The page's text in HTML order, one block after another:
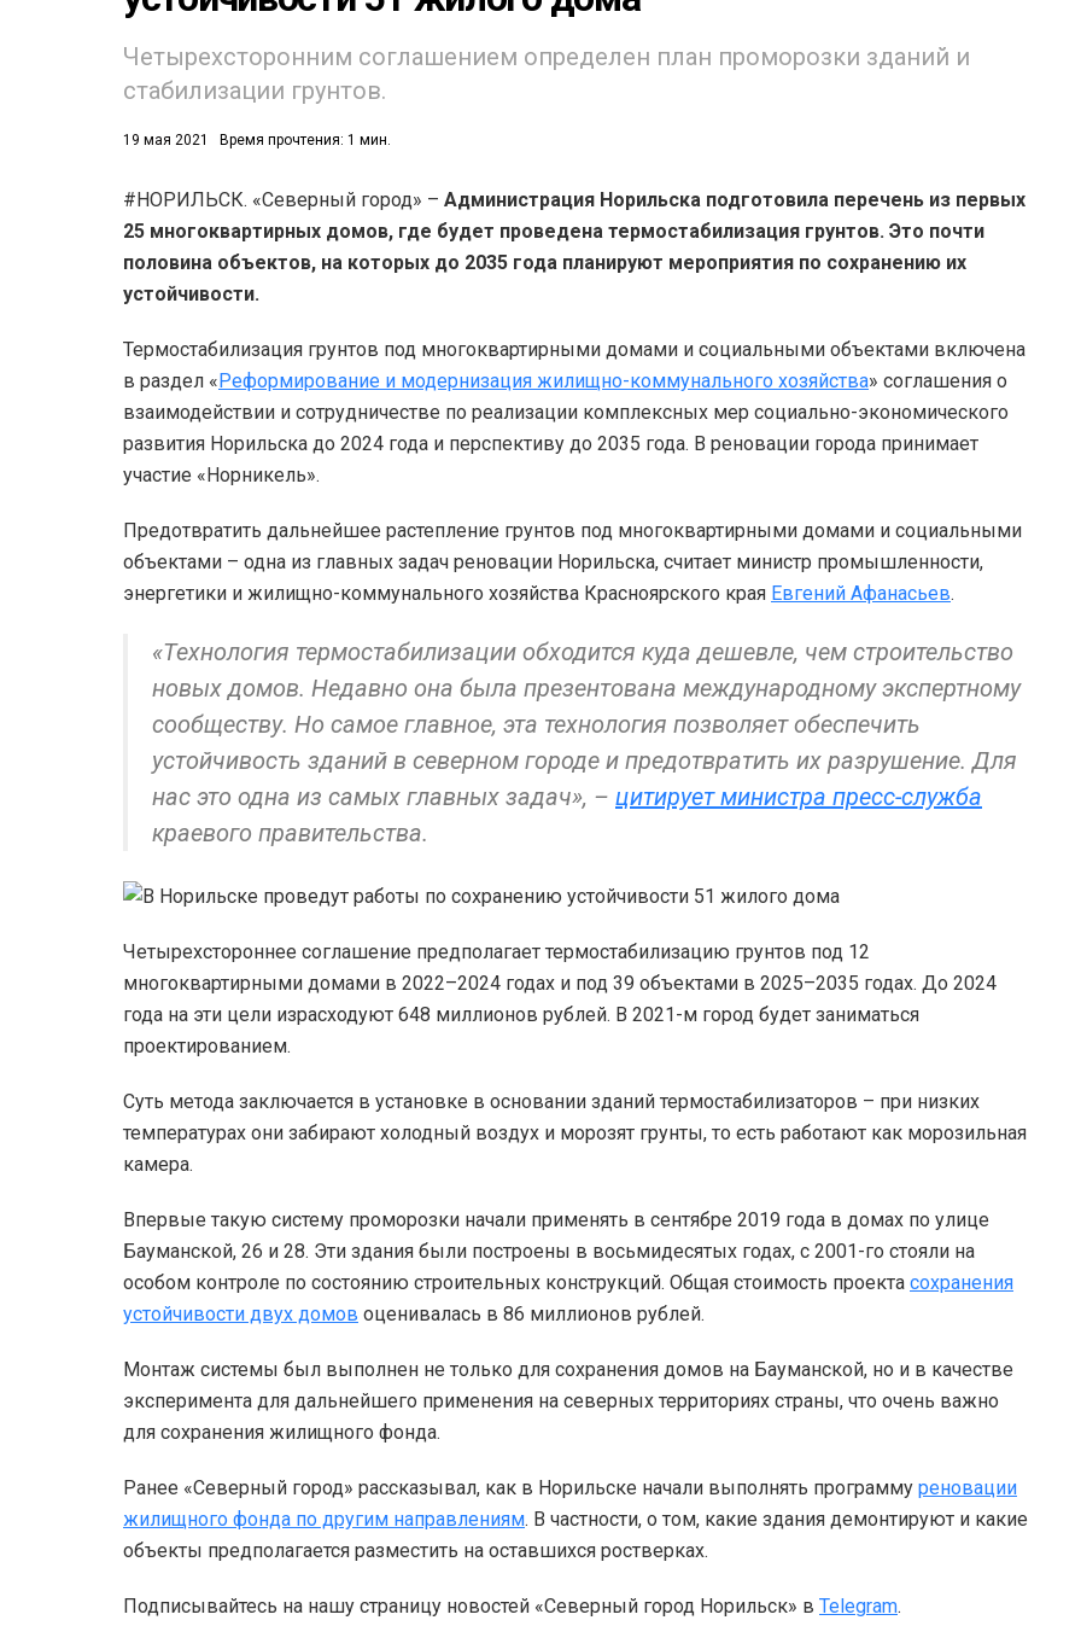
Четырехсторонним соглашением определен план проморозки зданий и
стабилизации грунтов.
19 мая 2021 Время прочтения: 1 мин.
#НОРИЛЬСК. «Северный город» – Администрация Норильска подготовила перечень из первых
25 многоквартирных домов, где будет проведена термостабилизация грунтов. Это почти
половина объектов, на которых до 2035 года планируют мероприятия по сохранению их
устойчивости.
Термостабилизация грунтов под многоквартирными домами и социальными объектами включена
в раздел «Реформирование и модернизация жилищно-коммунального хозяйства» соглашения о
взаимодействии и сотрудничестве по реализации комплексных мер социально-экономического
развития Норильска до 2024 года и перспективу до 2035 года. В реновации города принимает
участие «Норникель».
Предотвратить дальнейшее растепление грунтов под многоквартирными домами и социальными
объектами – одна из главных задач реновации Норильска, считает министр промышленности,
энергетики и жилищно-коммунального хозяйства Красноярского края Евгений Афанасьев.
«Технология термостабилизации обходится куда дешевле, чем строительство
новых домов. Недавно она была презентована международному экспертному
сообществу. Но самое главное, эта технология позволяет обеспечить
устойчивость зданий в северном городе и предотвратить их разрушение. Для
нас это одна из самых главных задач», – цитирует министра пресс-служба
краевого правительства.
Четырехстороннее соглашение предполагает термостабилизацию грунтов под 12
многоквартирными домами в 2022–2024 годах и под 39 объектами в 2025–2035 годах. До 2024
года на эти цели израсходуют 648 миллионов рублей. В 2021-м город будет заниматься
проектированием.
Суть метода заключается в установке в основании зданий термостабилизаторов – при низких
температурах они забирают холодный воздух и морозят грунты, то есть работают как морозильная
камера.
Впервые такую систему проморозки начали применять в сентябре 2019 года в домах по улице
Бауманской, 26 и 28. Эти здания были построены в восьмидесятых годах, с 2001-го стояли на
особом контроле по состоянию строительных конструкций. Общая стоимость проекта сохранения
устойчивости двух домов оценивалась в 86 миллионов рублей.
Монтаж системы был выполнен не только для сохранения домов на Бауманской, но и в качестве
эксперимента для дальнейшего применения на северных территориях страны, что очень важно
для сохранения жилищного фонда.
Ранее «Северный город» рассказывал, как в Норильске начали выполнять программу реновации
жилищного фонда по другим направлениям. В частности, о том, какие здания демонтируют и какие
объекты предполагается разместить на оставшихся ростверках.
Подписывайтесь на нашу страницу новостей «Северный город Норильск» в Telegram.